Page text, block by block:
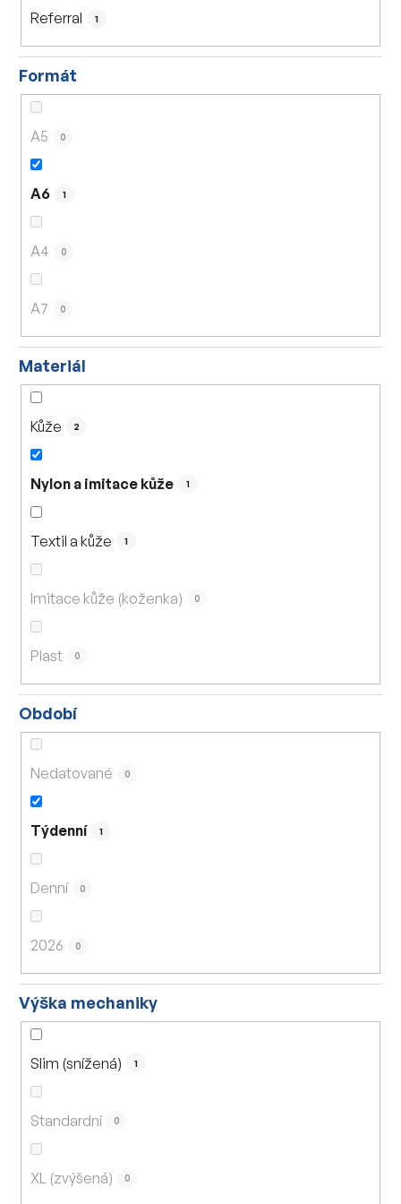
Referral 1
Formát
A5 0
A6 1
A4 0
A7 0
Materiál
Kůže 2
Nylon a imitace kůže 1
Textil a kůže 1
Imitace kůže (koženka) 0
Plast 0
Období
Nedatované 0
Týdenní 1
Denní 0
2026 0
Výška mechaniky
Slim (snížená) 1
Standardní 0
XL (zvýšená) 0